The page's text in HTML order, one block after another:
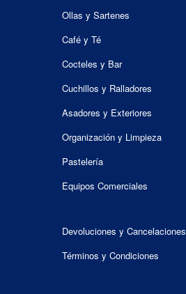
Ollas y Sartenes
Café y Té
Cocteles y Bar
Cuchillos y Ralladores
Asadores y Exteriores
Organización y Limpieza
Pastelería
Equipos Comerciales
Devoluciones y Cancelaciones
Términos y Condiciones